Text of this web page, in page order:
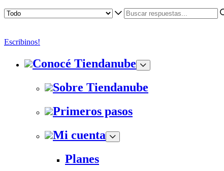
Escribinos!
Conocé Tiendanube
Sobre Tiendanube
Primeros pasos
Mi cuenta
Planes